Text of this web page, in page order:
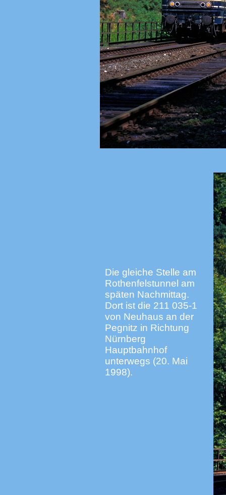
Die gleiche Stelle am
Rothenfelstunnel am
späten Nachmittag.
Dort ist die 211 035-1
von Neuhaus an der
Pegnitz in Richtung
Nürnberg
Hauptbahnhof
unterwegs (20. Mai
1998).